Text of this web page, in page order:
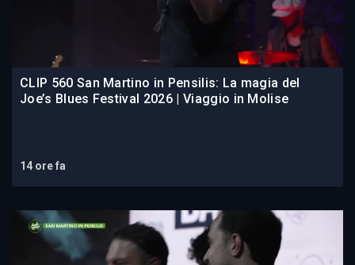
CLIP 560 San Martino in Pensilis: La magia del
Joe’s Blues Festival 2026 | Viaggio in Molise
14 ore fa